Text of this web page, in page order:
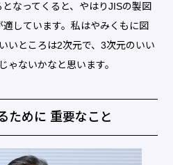
なってくると、やはりJISの製図
しています。私はやみくもに図
いところは2次元で、3次元のいい
ゃないかなと思います。
ために 重要なこと